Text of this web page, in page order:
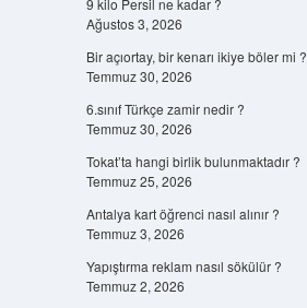
9 kilo Persil ne kadar ?
Ağustos 3, 2026
Bir açıortay, bir kenarı ikiye böler mi ?
Temmuz 30, 2026
6.sınıf Türkçe zamir nedir ?
Temmuz 30, 2026
Tokat’ta hangi birlik bulunmaktadır ?
Temmuz 25, 2026
Antalya kart öğrenci nasıl alınır ?
Temmuz 3, 2026
Yapıştırma reklam nasıl sökülür ?
Temmuz 2, 2026